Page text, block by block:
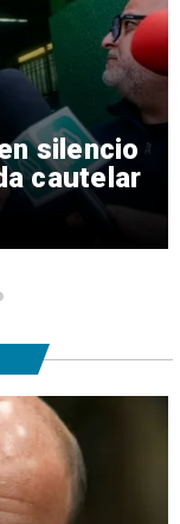
silencio
cautelar